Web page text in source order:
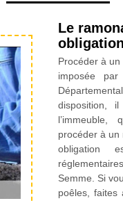
Le
Procéder à
imposée
disposition,
procéder à un
obligation
Semme. Si
poêles, faites